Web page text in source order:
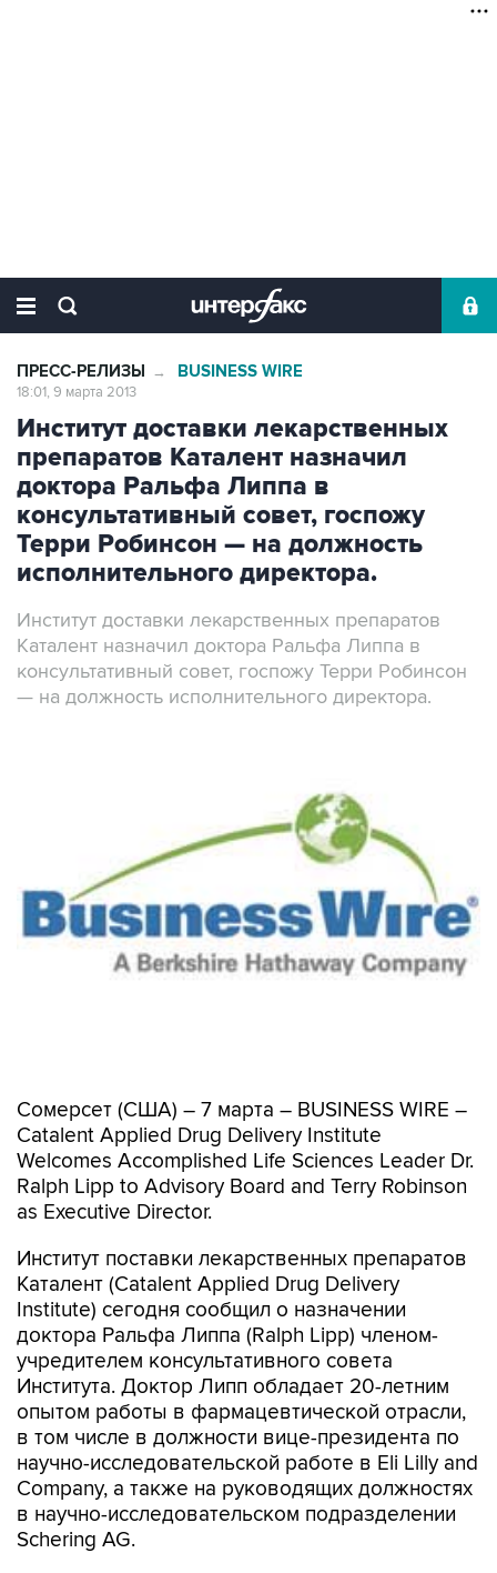
ПРЕСС-РЕЛИЗЫ → BUSINESS WIRE
18:01, 9 марта 2013
Институт доставки лекарственных
препаратов Каталент назначил
доктора Ральфа Липпа в
консультативный совет, госпожу
Терри Робинсон — на должность
исполнительного директора.
Институт доставки лекарственных препаратов
Каталент назначил доктора Ральфа Липпа в
консультативный совет, госпожу Терри Робинсон
— на должность исполнительного директора.
Сомерсет (США) – 7 марта – BUSINESS WIRE –
Catalent Applied Drug Delivery Institute
Welcomes Accomplished Life Sciences Leader Dr.
Ralph Lipp to Advisory Board and Terry Robinson
as Executive Director.
Институт поставки лекарственных препаратов
Каталент (Catalent Applied Drug Delivery
Institute) сегодня сообщил о назначении
доктора Ральфа Липпа (Ralph Lipp) членом-
учредителем консультативного совета
Института. Доктор Липп обладает 20-летним
опытом работы в фармацевтической отрасли,
в том числе в должности вице-президента по
научно-исследовательской работе в Eli Lilly and
Company, а также на руководящих должностях
в научно-исследовательском подразделении
Schering AG.